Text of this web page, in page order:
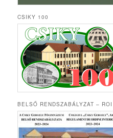
CSIKY 100
BELSŐ RENDSZABÁLYZAT – ROI